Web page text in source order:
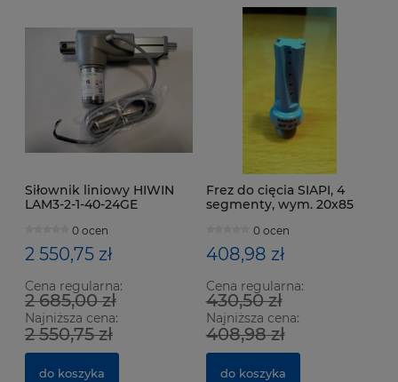
Siłownik liniowy HIWIN
LAM3-2-1-40-24GE
0 ocen
2 550,75 zł
Cena regularna:
2 685,00 zł
Najniższa cena:
2 550,75 zł
do koszyka
Frez do cięcia SIAPI, 4
segmenty, wym. 20x85
0 ocen
408,98 zł
Cena regularna:
430,50 zł
Najniższa cena:
408,98 zł
do koszyka